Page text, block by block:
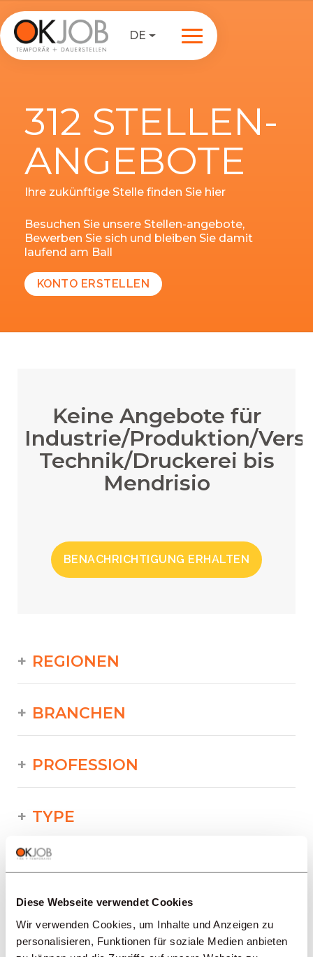
Diese Webseite verwendet Cookies
Wir verwenden Cookies, um Inhalte und Anzeigen zu
personalisieren, Funktionen für soziale Medien anbieten
DE
312 STELLEN-
ANGEBOTE
Ihre zukünftige Stelle finden Sie hier
Besuchen Sie unsere Stellen-angebote,
Bewerben Sie sich und bleiben Sie damit
laufend am Ball
KONTO ERSTELLEN
Keine Angebote für
Industrie/Produktion/
Technik/Druckerei bis
Mendrisio
BENACHRICHTIGUNG ERHALTEN
REGIONEN
BRANCHEN
PROFESSION
TYPE
SPRACHE
Technik/Druckerei
Angebote in anderen Regionen: